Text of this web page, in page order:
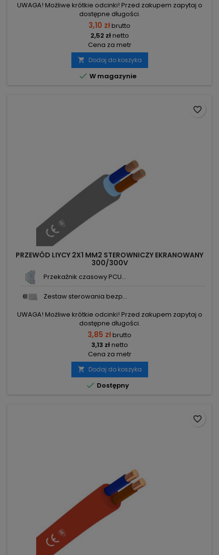
UWAGA! Możliwe krótkie odcinki! Przed zakupem zapytaj o
dostępne długości.
3,10 złbrutto
2,52 złnetto
Cena za metr
 Dodaj do koszyka
 W magazynie
PRZEWÓD LIYCY 2X1 MM2 STEROWNICZY EKRANOWANY
300/300V
Przekaźnik czasowy PCU...
Zestaw sterowania bezp...
UWAGA! Możliwe krótkie odcinki! Przed zakupem zapytaj o
dostępne długości.
3,85 złbrutto
3,13 złnetto
Cena za metr
 Dodaj do koszyka
 Dostępny
favorite_border
favorite_border